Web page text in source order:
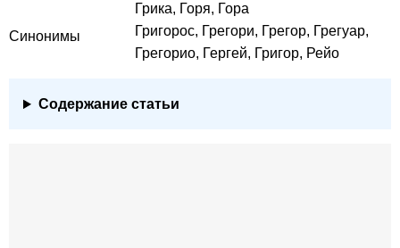
Грика, Горя, Гора
Синонимы
Григорос, Грегори, Грегор, Грегуар,
Грегорио, Гергей, Григор, Рейо
Содержание статьи